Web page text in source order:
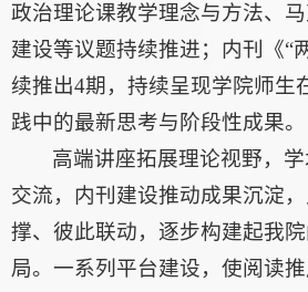
政治理论课教学理念与方法、
建设等议题持续推进；内刊《“
续推出4期，持续呈现学院师生
践中的最新思考与阶段性成果。
高端讲座拓展理论视野，
交流，内刊建设推动成果沉淀
撑、彼此联动，逐步构建起我
局。一系列平台建设，使阅读